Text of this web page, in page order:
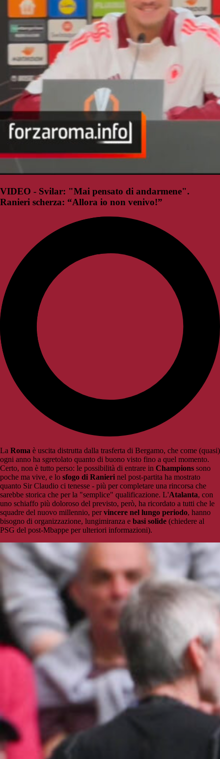
VIDEO - Svilar: "Mai pensato di andarmene".
Ranieri scherza: “Allora io non venivo!”
La Roma è uscita distrutta dalla trasferta di Bergamo, che come (quasi)
ogni anno ha sgretolato quanto di buono visto fino a quel momento.
Certo, non è tutto perso: le possibilità di entrare in Champions sono
poche ma vive, e lo sfogo di Ranieri nel post-partita ha mostrato
quanto Sir Claudio ci tenesse - più per completare una rincorsa che
sarebbe storica che per la "semplice" qualificazione. L'Atalanta, con
uno schiaffo più doloroso del previsto, però, ha ricordato a tutti che le
squadre del nuovo millennio, pervincere nel lungo periodo, hanno
bisogno di organizzazione, lungimiranza e basi solide (chiedere al
PSG del post-Mbappe per ulteriori informazioni).